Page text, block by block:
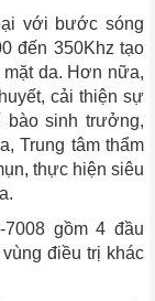
với bước sóng
đến 350Khz tạo
da. Hơn nữa,
cải thiện sự
bào sinh trưởng,
Trung tâm thẩm
thực hiện siêu
7008 gồm 4 đầu
điều trị khác